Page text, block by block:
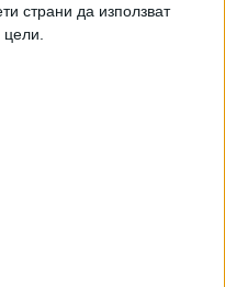
страни да използват
се полага в полза на